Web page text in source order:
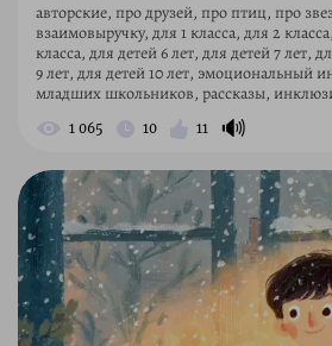
авторские, про друзей, про птиц, про
взаимовыручку, для 1 класса, для 2
класса, для детей 6 лет, для детей 7 лет,
9 лет, для детей 10 лет, эмоциональный
младших школьников, рассказы,
1 065 10 11 🔊